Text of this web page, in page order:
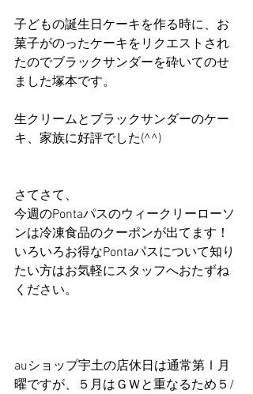
子どもの誕生日ケーキを作る時に、お
菓子がのったケーキをリクエストされ
たのでブラックサンダーを砕いてのせ
ました塚本です。
生クリームとブラックサンダーのケー
キ、家族に好評でした(^^)
さてさて、
今週のPontaパスのウィークリーローソ
ンは冷凍食品のクーポンが出てます！
いろいろお得なPontaパスについて知り
たい方はお気軽にスタッフへおたずね
ください。
auショップ宇土の店休日は通常第Ⅰ月
曜ですが、５月はＧＷと重なるため５/